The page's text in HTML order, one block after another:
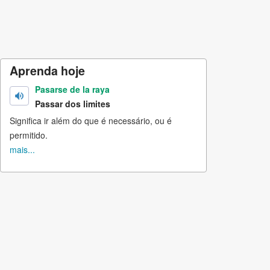
Aprenda hoje
Pasarse de la raya
Passar dos limites
Significa ir além do que é necessário, ou é
permitido.
mais...